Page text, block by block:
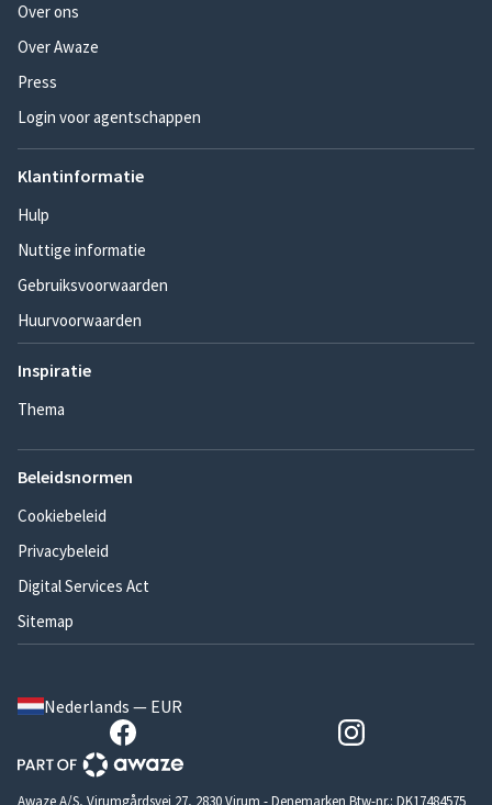
Over ons
Over Awaze
Press
Login voor agentschappen
Klantinformatie
Hulp
Nuttige informatie
Gebruiksvoorwaarden
Huurvoorwaarden
Inspiratie
Thema
Beleidsnormen
Cookiebeleid
Privacybeleid
Digital Services Act
Sitemap
Nederlands — EUR